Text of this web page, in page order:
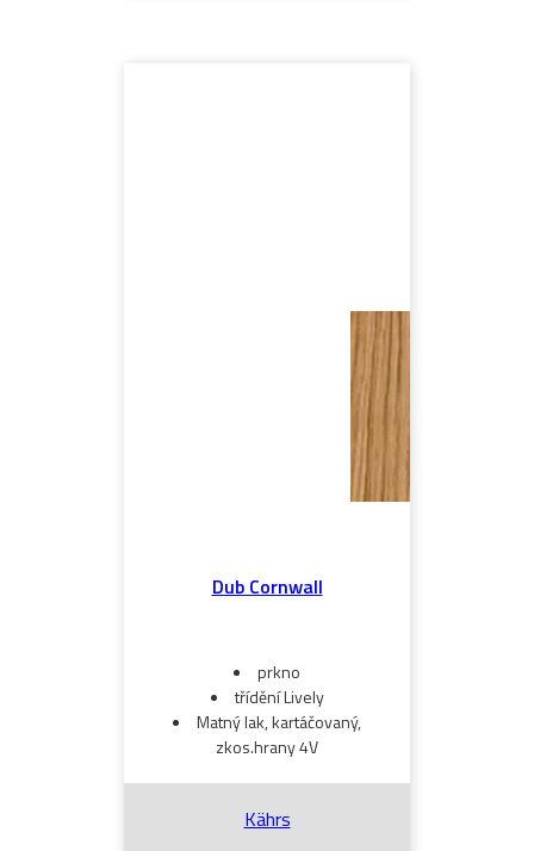
Dub Cornwall
prkno
třídění Lively
Matný lak, kartáčovaný,
zkos.hrany 4V
Kährs